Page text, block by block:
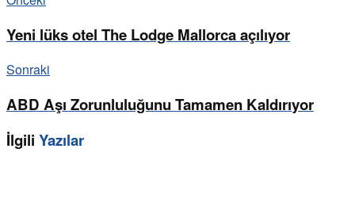
Yeni lüks otel The Lodge Mallorca açılıyor
Sonraki
ABD Aşı Zorunluluğunu Tamamen Kaldırıyor
İlgili Yazılar